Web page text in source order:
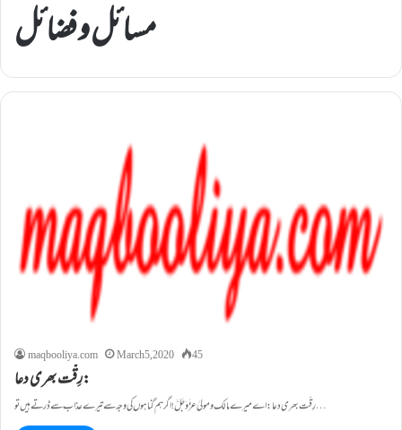
مسائل و فضائل
maqbooliya.com March 5, 2020 45
رِقّت بھری دعا:
رِقّت بھری دعا: اے میرے مالک ومولیٰ عزَّوَجَلَّ ! اگرہم گناہوں کی وجہ سے تیرے عذاب سے ڈرتے ہیں تو…